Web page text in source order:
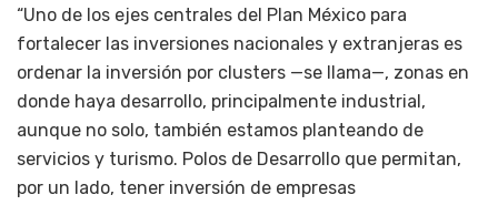
“Uno de los ejes centrales del Plan México para
fortalecer las inversiones nacionales y extranjeras es
ordenar la inversión por clusters —se llama—, zonas en
donde haya desarrollo, principalmente industrial,
aunque no solo, también estamos planteando de
servicios y turismo. Polos de Desarrollo que permitan,
por un lado, tener inversión de empresas